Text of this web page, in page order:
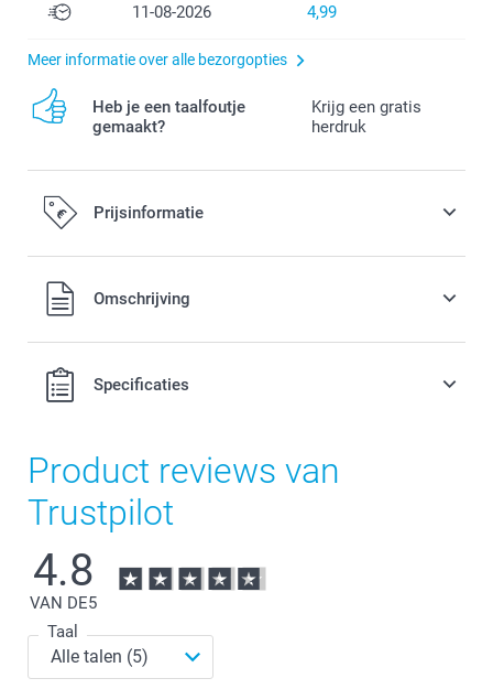
11-08-2026 4,99
Meer informatie over alle bezorgopties
Heb je een taalfoutje
gemaakt?
Krijg een gratis
herdruk
Prijsinformatie
Alle prijzen zijn in EURO (€) inclusief BTW en exclusief
verzendkosten.Omschrijving
Specificaties
Nieuw!
Product reviews van
Trustpilot
4.8
VAN DE5
Taal